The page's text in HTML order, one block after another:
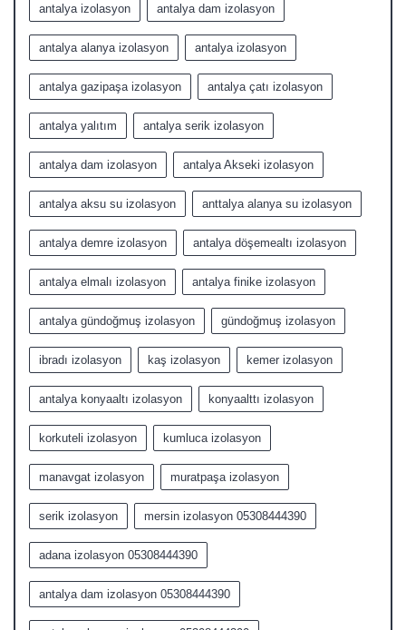
antalya izolasyon antalya dam izolasyon
antalya alanya izolasyon antalya izolasyon
antalya gazipaşa izolasyon antalya çatı izolasyon
antalya yalıtım antalya serik izolasyon
antalya dam izolasyon antalya Akseki izolasyon
antalya aksu su izolasyon anttalya alanya su izolasyon
antalya demre izolasyon antalya döşemealtı izolasyon
antalya elmalı izolasyon antalya finike izolasyon
antalya gündoğmuş izolasyon gündoğmuş izolasyon
ibradı izolasyon kaş izolasyon kemer izolasyon
antalya konyaaltı izolasyon konyaalttı izolasyon
korkuteli izolasyon kumluca izolasyon
manavgat izolasyon muratpaşa izolasyon
serik izolasyon mersin izolasyon 05308444390
adana izolasyon 05308444390
antalya dam izolasyon 05308444390